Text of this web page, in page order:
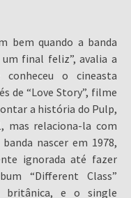
bem quando a banda
final feliz”, avalia a
o cineasta
de “Love Story”, filme
a história do Pulp,
mas relaciona-la com
nascer em 1978,
ignorada até fazer
“Different Class”
britânica, e o single